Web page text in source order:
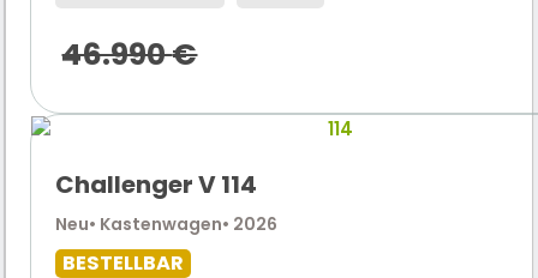
46.990€
Challenger V 114
Neu• Kastenwagen• 2026
BESTELLBAR